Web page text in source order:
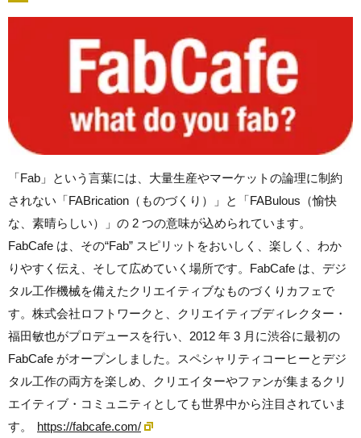
「Fab」という言葉には、大量生産やマーケットの論理に制約
されない「FABrication（ものづくり）」と「FABulous（愉快
な、素晴らしい）」の 2 つの意味が込められています。
FabCafe は、その“Fab” スピリットをおいしく、楽しく、わか
りやすく伝え、そして広めていく場所です。FabCafe は、デジ
タル工作機械を備えたクリエイティブなものづくりカフェで
す。株式会社ロフトワークと、クリエイティブディレクター・
福田敏也がプロデュースを行い、2012 年 3 月に渋谷に最初の
FabCafe がオープンしました。スペシャリティコーヒーとデジ
タル工作の両方を楽しめ、クリエイターやファンが集まるクリ
エイティブ・コミュニティとしても世界中から注目されていま
す。
https://fabcafe.com/